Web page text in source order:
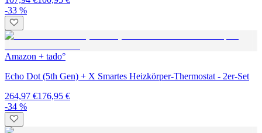
-33 %
Amazon + tado°
Echo Dot (5th Gen) + X Smartes Heizkörper-Thermostat - 2er-Set
264,97 €176,95 €
-34 %